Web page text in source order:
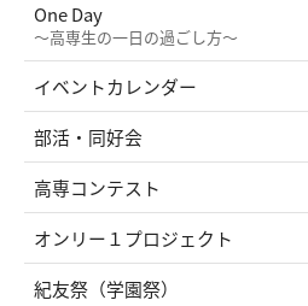
One Day
～高専生の一日の過ごし方～
イベントカレンダー
部活・同好会
高専コンテスト
オンリー１プロジェクト
紀友祭（学園祭）